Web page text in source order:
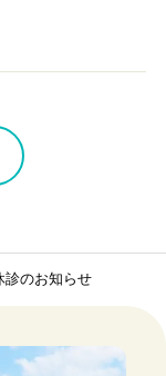
診のお知らせ